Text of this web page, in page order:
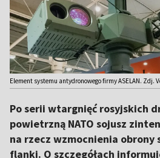
Element systemu antydronowego firmy ASELAN. Zdj.
Po serii wtargnięć rosyjskich
powietrzną NATO sojusz
na rzecz wzmocnienia obrony
flanki. O szczegółach